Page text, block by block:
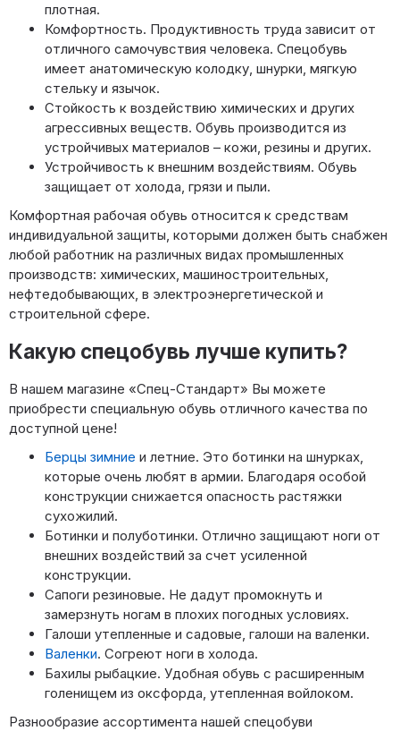
плотная.
Комфортность. Продуктивность труда зависит от
отличного самочувствия человека. Спецобувь
имеет анатомическую колодку, шнурки, мягкую
стельку и язычок.
Стойкость к воздействию химических и других
агрессивных веществ. Обувь производится из
устройчивых материалов – кожи, резины и других.
Устройчивость к внешним воздействиям. Обувь
защищает от холода, грязи и пыли.
Комфортная рабочая обувь относится к средствам
индивидуальной защиты, которыми должен быть снабжен
любой работник на различных видах промышленных
производств: химических, машиностроительных,
нефтедобывающих, в электроэнергетической и
строительной сфере.
Какую спецобувь лучше купить?
В нашем магазине «Спец-Стандарт» Вы можете
приобрести специальную обувь отличного качества по
доступной цене!
Берцы зимние и летние. Это ботинки на шнурках,
которые очень любят в армии. Благодаря особой
конструкции снижается опасность растяжки
сухожилий.
Ботинки и полуботинки. Отлично защищают ноги от
внешних воздействий за счет усиленной
конструкции.
Сапоги резиновые. Не дадут промокнуть и
замерзнуть ногам в плохих погодных условиях.
Галоши утепленные и садовые, галоши на валенки.
Валенки. Согреют ноги в холода.
Бахилы рыбацкие. Удобная обувь с расширенным
голенищем из оксфорда, утепленная войлоком.
Разнообразие ассортимента нашей спецобуви